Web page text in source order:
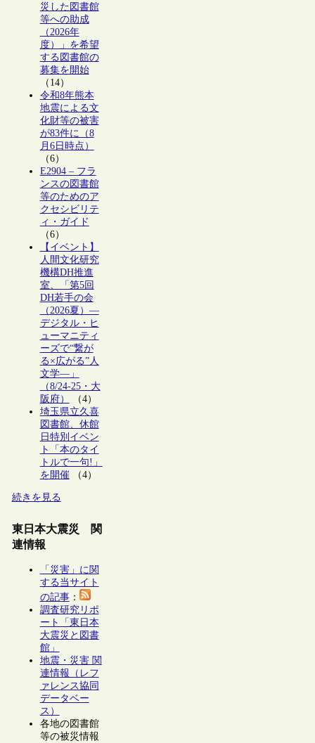
災した図書館
等への助成
（2026年
度）」を希望
する図書館の
募集を開始
（14）
令和8年熊本
地震による文
化財等の被害
が83件に（8
月6日時点）
（6）
E2904 – フラ
ンスの図書館
等のためのア
クセシビリテ
ィ・ガイド
（6）
【イベント】
人間文化研究
機構DH推進
室、「第5回
DH若手の会
（2026夏）―
デジタル・ヒ
ューマニティ
ーズで“繋が
る×広がる”人
文学―」
（8/24-25・大
阪府）
（4）
埼玉県立久喜
図書館、休館
日特別イベン
ト「本のタイ
トルで一句!」
を開催（4）
続きを見る
東日本大震災 関
連情報
「災害」に関
する当サイト
の記事：
調査研究リポ
ート「東日本
大震災と図書
館」
地震・災害 関
連情報（レフ
ァレンス協同
データベー
ス）
各地の図書館
等の被災情報